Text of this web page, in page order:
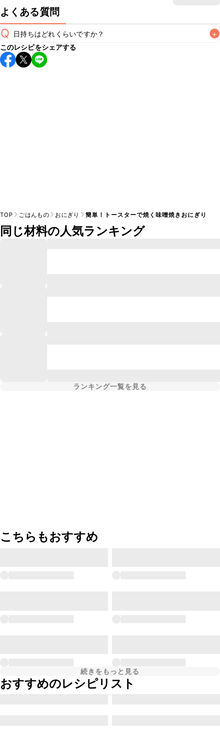
よくある質問
Q 日持ちはどれくらいですか？ +
保存期間は冷蔵で当日中が目安です。なるべくお早めにお召
し上がりください。
このレシピをシェアする
TOP ごはんもの おにぎり 簡単！トースターで焼く味噌焼きおにぎり
同じ材料の人気ランキング
ランキング一覧を見る
こちらもおすすめ
続きをもっと見る
おすすめのレシピリスト